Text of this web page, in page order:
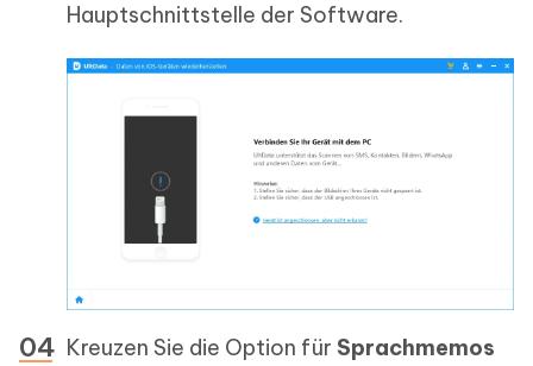
Hauptschnittstelle der Software.
Kreuzen Sie die Option für Sprachmemos